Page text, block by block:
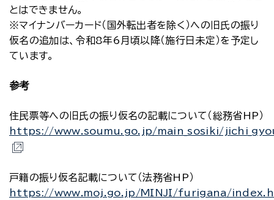
とはできません。
※マイナンバーカード（国外転出者を除く）への旧氏の振り
仮名の追加は、令和8年6月頃以降（施行日未定）を予定し
ています。
参考
住民票等への旧氏の振り仮名の記載について（総務省HP）
https://www.soumu.go.jp/main_sosiki/
戸籍の振り仮名記載について（法務省HP）
https://www.moj.go.jp/MINJI/furigana/